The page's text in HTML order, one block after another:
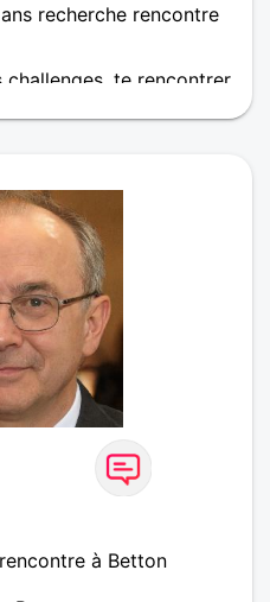
recherche rencontre
challenges, te rencontrer
on va s'entendre.
à Betton